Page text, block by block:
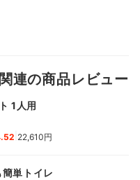
連の商品レビュー
1人用
22,610円
単トイレ